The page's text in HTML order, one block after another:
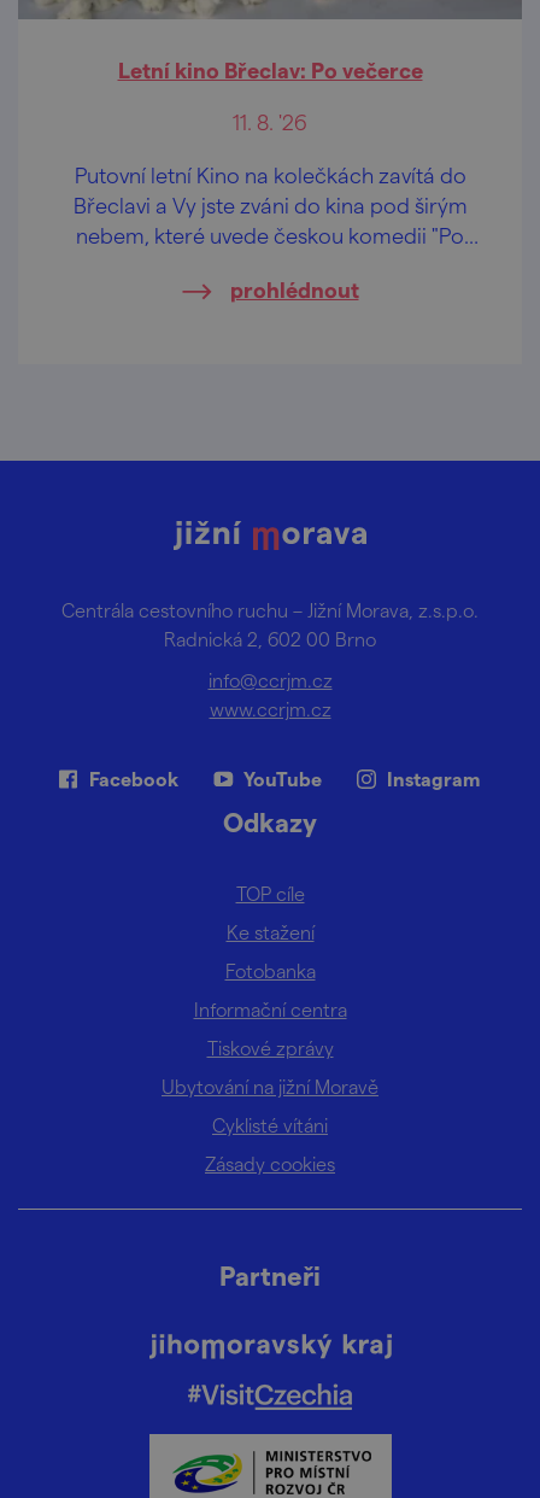
Letní kino Břeclav: Po večerce
11. 8. '26
Putovní letní Kino na kolečkách zavítá do
Břeclavi a Vy jste zváni do kina pod širým
nebem, které uvede českou komedii "Po
prohlédnout
Centrála cestovního ruchu – Jižní Morava, z.s.p.o.
Radnická 2, 602 00 Brno
info@ccrjm.cz
www.ccrjm.cz
Facebook YouTube Instagram
Odkazy
TOP cíle
Ke stažení
Fotobanka
Informační centra
Tiskové zprávy
Ubytování na jižní Moravě
Cyklisté vítáni
Zásady cookies
Partneři